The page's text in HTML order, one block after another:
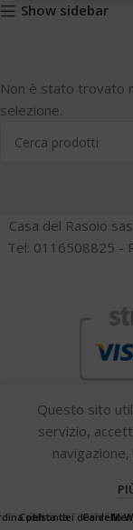
Show sidebar
Non è stato trovato
selezione.
Casa del Rasoio
Tel: 0116508825 -
Questo sito
servizio,
per
Confronta
Lista dei desideri
Carrello